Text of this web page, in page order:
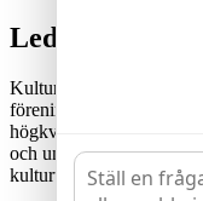
Lediga tjänster
Kulturskolerådet är en
förening där kommuner
högkvalitativ
och unga har likvärdiga
kulturutövande i